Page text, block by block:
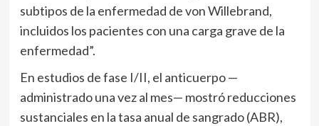
subtipos de la enfermedad de von Willebrand,
incluidos los pacientes con una carga grave de la
enfermedad”.
En estudios de fase I/II, el anticuerpo —
administrado una vez al mes— mostró reducciones
sustanciales en la tasa anual de sangrado (ABR),